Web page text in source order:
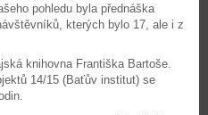
pohledu byla přednáška
kterých bylo 17, ale i z
knihovna Františka Bartoše.
14/15 (Baťův institut) se